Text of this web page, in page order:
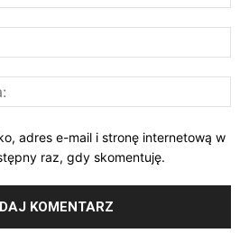
adres e-mail i stronę internetową w
raz, gdy skomentuję.